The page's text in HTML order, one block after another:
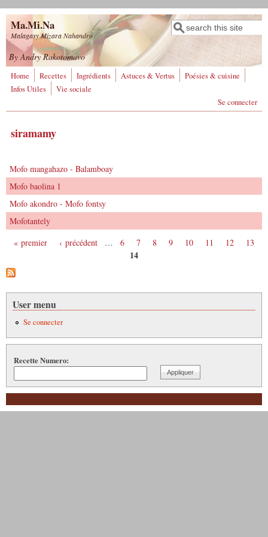
Aller au contenu principal
Ma.Mi.Na
Malagasy Mizara Nahandro
Formulaire de
recherche
Rechercher
By Andry Rakotomavo
Home Recettes Ingrédients Astuces & Vertus
Poésies & cuisine
Infos Utiles
Vie sociale
Se connecter
siramamy
Mofo mangahazo - Balamboay
Mofo baolina 1
Mofo akondro - Mofo fontsy
Mofotantely
Pages
« premier ‹ précédent … 6 7 8 9 10 11 12 13
14
User menu
Se connecter
Recette Numero: